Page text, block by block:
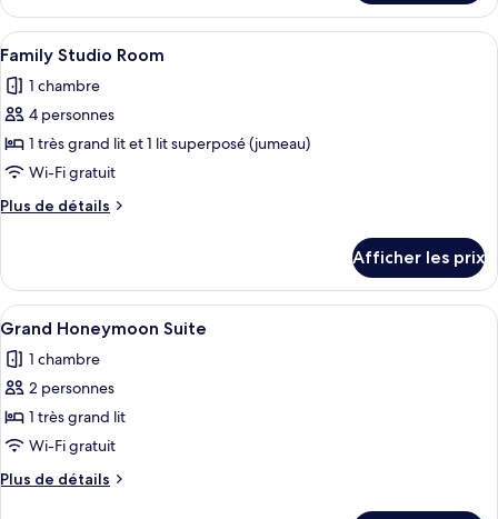
Family
Junior
Room
Afficher
toutes
les
photos
pour
ce
type
de
Family
Studio
Room
Family Studio Room | Minibar,
12
Family Studio Room
1 chambre
4 personnes
1 très grand lit et 1 lit superposé (jumeau)
Wi-Fi gratuit
Plus de détails
Plus
Family
Studio
Room
Afficher les prix
Afficher
toutes
les
photos
pour
ce
type
de
Grand Honeymoon Suite | Minibar,
35
Grand Honeymoon Suite
1 chambre
2 personnes
1 très grand lit
Wi-Fi gratuit
Plus de détails
Plus